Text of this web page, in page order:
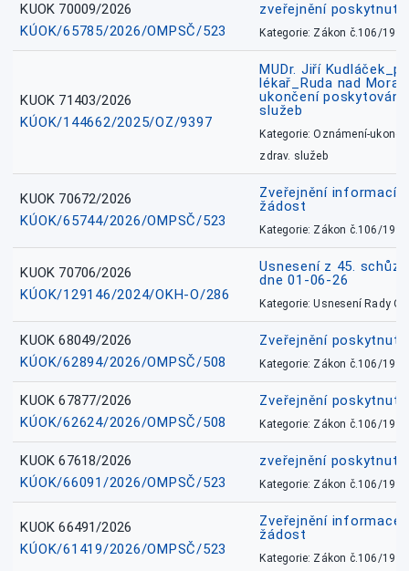
KUOK 70009/2026
KÚOK/65785/2026/OMPSČ/523
zveřejnění
Kategorie: Zákon č.106/1999
KUOK 71403/2026
KÚOK/144662/2025/OZ/9397
MUDr. Jiří
lékař_Ruda nad
ukončení
služeb
Kategorie: Oznámení-
zdrav. služeb
KUOK 70672/2026
KÚOK/65744/2026/OMPSČ/523
Zveřejnění informací
žádost
Kategorie: Zákon č.106/1999
KUOK 70706/2026
KÚOK/129146/2024/OKH-O/286
Usnesení z 45.
dne 01-06-26
Kategorie: Usnesení Rady
KUOK 68049/2026
KÚOK/62894/2026/OMPSČ/508
Zveřejnění
Kategorie: Zákon č.106/1999
KUOK 67877/2026
KÚOK/62624/2026/OMPSČ/508
Zveřejnění
Kategorie: Zákon č.106/1999
KUOK 67618/2026
KÚOK/66091/2026/OMPSČ/523
zveřejnění
Kategorie: Zákon č.106/1999
KUOK 66491/2026
KÚOK/61419/2026/OMPSČ/523
Zveřejnění informace
žádost
Kategorie: Zákon č.106/1999